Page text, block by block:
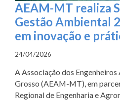
AEAM-MT realiza
Gestão Ambiental
em inovação e
24/04/2026
A Associação dos
Grosso (AEAM-MT), em
Regional de Engenharia e